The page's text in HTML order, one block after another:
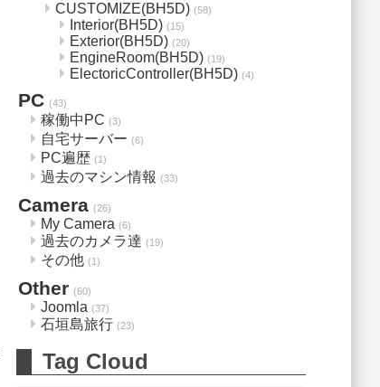
CUSTOMIZE(BH5D) (58)
Interior(BH5D) (15)
Exterior(BH5D) (20)
EngineRoom(BH5D) (19)
ElectoricController(BH5D) (4)
PC (43)
稼働中PC (3)
自宅サーバー (6)
PC遍歴 (1)
過去のマシン情報 (33)
Camera (26)
My Camera (6)
過去のカメラ達 (19)
その他 (1)
Other (60)
Joomla (37)
石垣島旅行 (23)
Tag Cloud